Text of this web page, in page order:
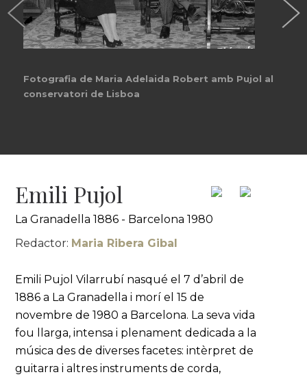
Fotografia de Maria Adelaida Robert amb Pujol al
conservatori de Lisboa
Emili Pujol
La Granadella 1886 - Barcelona 1980
Redactor: Maria Ribera Gibal
Emili Pujol Vilarrubí nasqué el 7 d’abril de
1886 a La Granadella i morí el 15 de
novembre de 1980 a Barcelona. La seva vida
fou llarga, intensa i plenament dedicada a la
música des de diverses facetes: intèrpret de
guitarra i altres instruments de corda,